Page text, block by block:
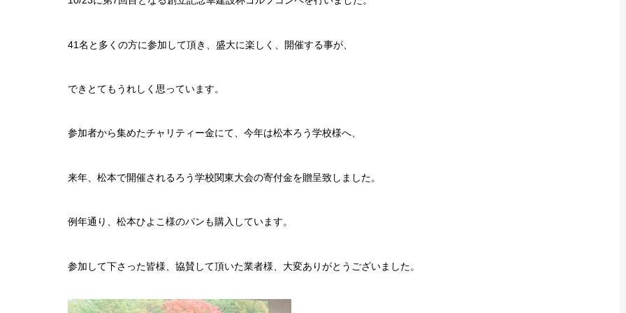
41名と多くの方に参加して頂き、盛大に楽しく、開催する事が、
できとてもうれしく思っています。
参加者から集めたチャリティー金にて、今年は松本ろう学校様へ、
来年、松本で開催されるろう学校関東大会の寄付金を贈呈致しました。
例年通り、松本ひよこ様のパンも購入しています。
参加して下さった皆様、協賛して頂いた業者様、大変ありがとうございました。